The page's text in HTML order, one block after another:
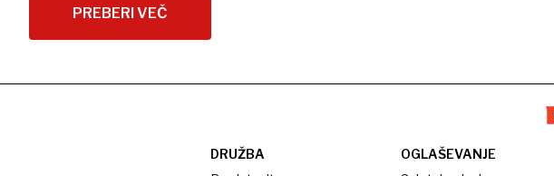
PREBERI VEČ
DRUŽBA
OGLAŠEVANJE